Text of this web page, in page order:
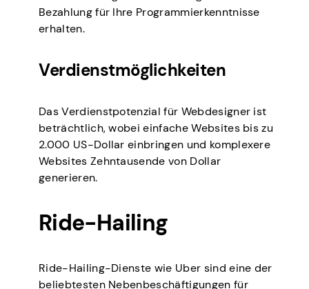
Bezahlung für Ihre Programmierkenntnisse
erhalten.
Verdienstmöglichkeiten
Das Verdienstpotenzial für Webdesigner ist
beträchtlich, wobei einfache Websites bis zu
2.000 US-Dollar einbringen und komplexere
Websites Zehntausende von Dollar
generieren.
Ride-Hailing
Ride-Hailing-Dienste wie Uber sind eine der
beliebtesten Nebenbeschäftigungen für